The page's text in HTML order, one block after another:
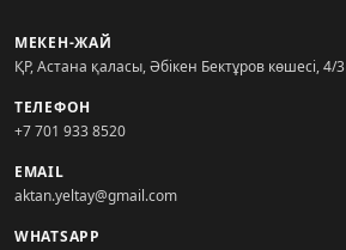
МЕКЕН-ЖАЙ
ҚР, Астана қаласы, Әбікен Бектұров көшесі, 4/3
ТЕЛЕФОН
+7 701 933 8520
EMAIL
aktan.yeltay@gmail.com
WHATSAPP